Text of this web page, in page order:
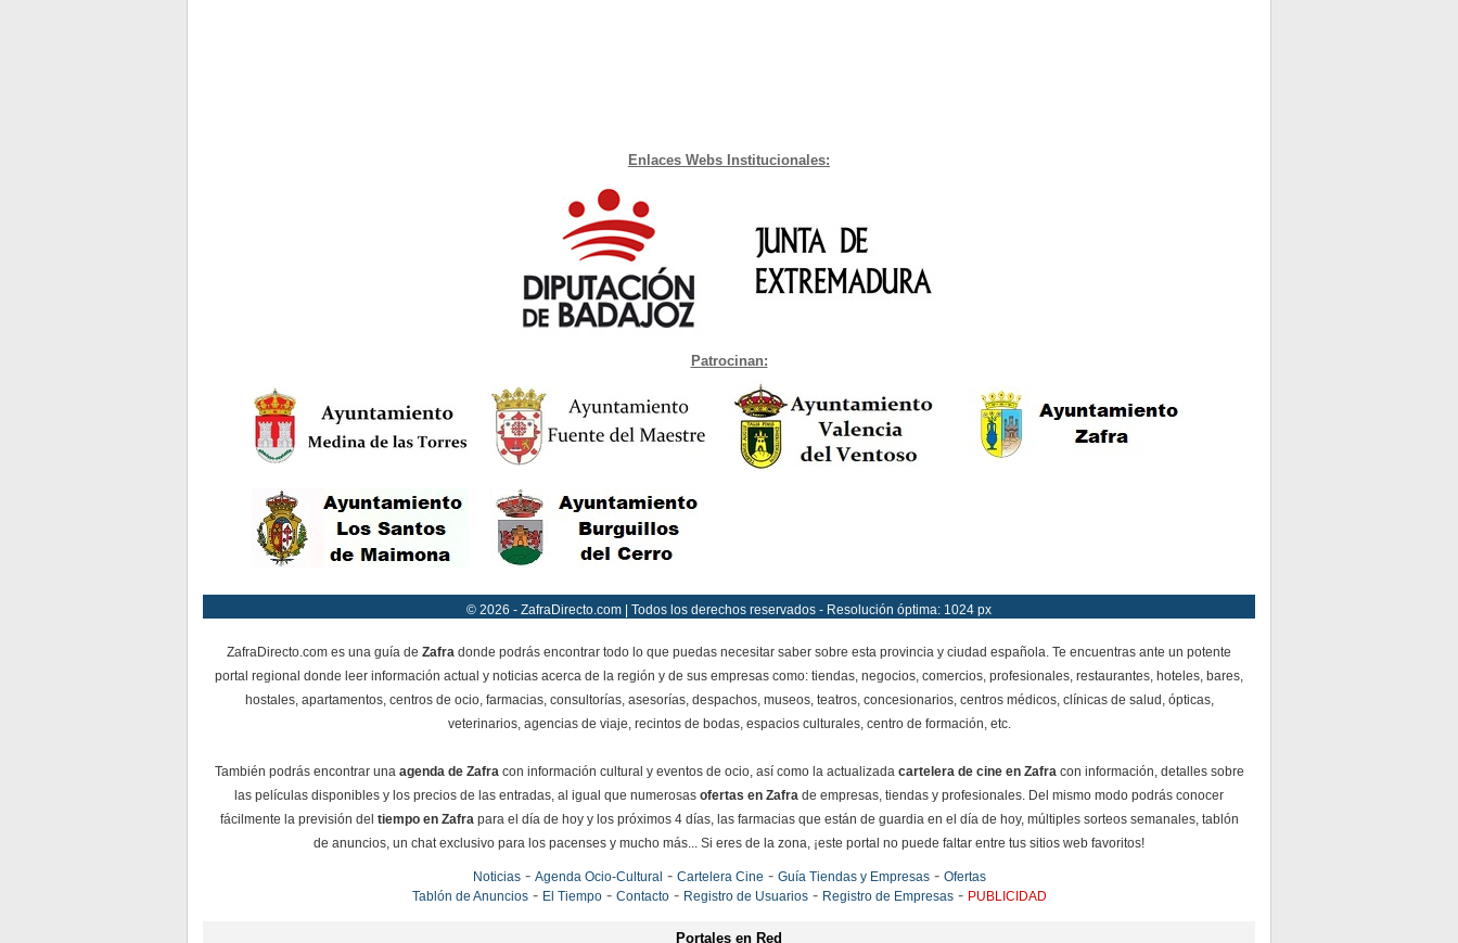
Enlaces Webs Institucionales:
Patrocinan:
© 2026 - ZafraDirecto.com | Todos los derechos reservados - Resolución óptima: 1024 px
ZafraDirecto.com es una guía de Zafra donde podrás encontrar todo lo que puedas necesitar saber sobre esta provincia y ciudad española. Te encuentras ante un potente
portal regional donde leer información actual y noticias acerca de la región y de sus empresas como: tiendas, negocios, comercios, profesionales, restaurantes, hoteles, bares,
hostales, apartamentos, centros de ocio, farmacias, consultorías, asesorías, despachos, museos, teatros, concesionarios, centros médicos, clínicas de salud, ópticas,
veterinarios, agencias de viaje, recintos de bodas, espacios culturales, centro de formación, etc.
También podrás encontrar una agenda de Zafracon información cultural y eventos de ocio, así como la actualizada cartelera de cine en Zafracon información, detalles sobre
las películas disponibles y los precios de las entradas, al igual que numerosas ofertas en Zafra de empresas, tiendas y profesionales. Del mismo modo podrás conocer
fácilmente la previsión del tiempo en Zafrapara el día de hoy y los próximos 4 días, las farmacias que están de guardia en el día de hoy, múltiples sorteos semanales, tablón
de anuncios, un chat exclusivo para los pacenses y mucho más... Si eres de la zona, ¡este portal no puede faltar entre tus sitios web favoritos!
Noticias- Agenda Ocio-Cultural - Cartelera Cine - Guía Tiendas y Empresas- Ofertas
Tablón de Anuncios- El Tiempo- Contacto- Registro de Usuarios- Registro de Empresas- PUBLICIDAD
Portales en Red